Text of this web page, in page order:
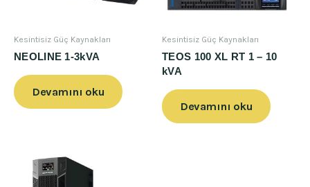
Kesintisiz Güç Kaynakları
NEOLINE 1-3kVA
Devamını oku
Kesintisiz Güç Kaynakları
TEOS 100 XL RT 1 – 10
kVA
Devamını oku